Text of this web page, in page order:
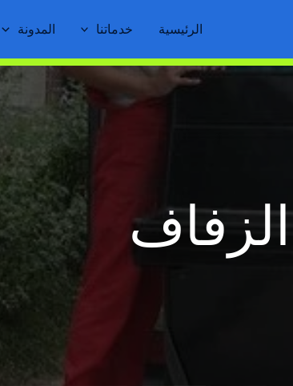
الرئيسية خدماتنا المدونة